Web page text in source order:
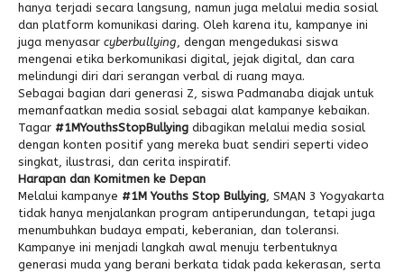
hanya terjadi secara langsung, namun juga melalui media sosial
dan platform komunikasi daring. Oleh karena itu, kampanye ini
juga menyasar cyberbullying, dengan mengedukasi siswa
mengenai etika berkomunikasi digital, jejak digital, dan cara
melindungi diri dari serangan verbal di ruang maya.
Sebagai bagian dari generasi Z, siswa Padmanaba diajak untuk
memanfaatkan media sosial sebagai alat kampanye kebaikan.
Tagar #1MYouthsStopBullying dibagikan melalui media sosial
dengan konten positif yang mereka buat sendiri seperti video
singkat, ilustrasi, dan cerita inspiratif.
Harapan dan Komitmen ke Depan
Melalui kampanye #1M Youths Stop Bullying, SMAN 3 Yogyakarta
tidak hanya menjalankan program antiperundungan, tetapi juga
menumbuhkan budaya empati, keberanian, dan toleransi.
Kampanye ini menjadi langkah awal menuju terbentuknya
generasi muda yang berani berkata tidak pada kekerasan, serta